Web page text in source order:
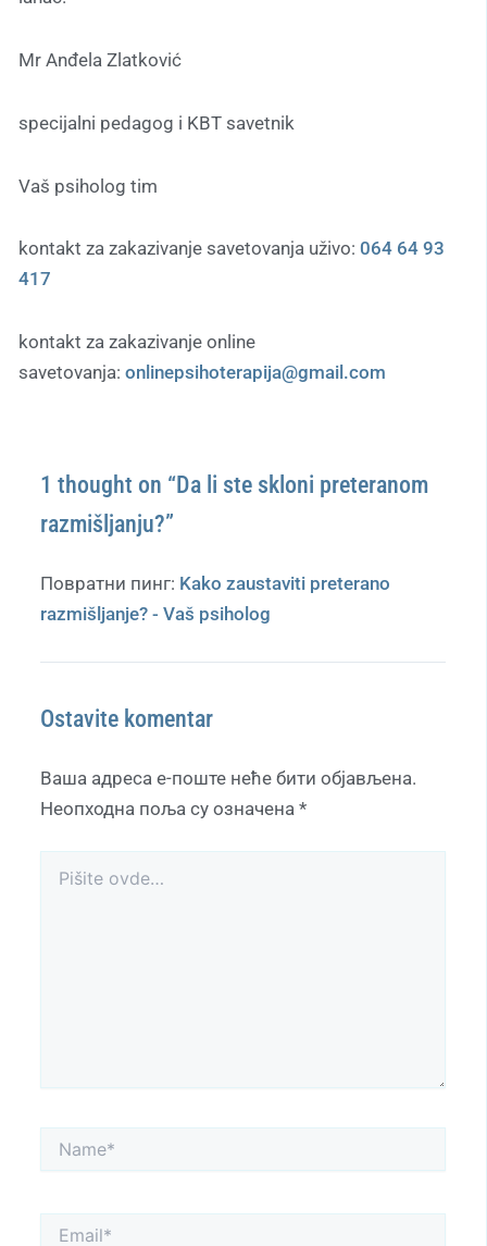
Mr Anđela Zlatković
specijalni pedagog i KBT savetnik
Vaš psiholog tim
kontakt za zakazivanje savetovanja uživo: 064 64 93
417
kontakt za zakazivanje online
savetovanja: onlinepsihoterapija@gmail.com
1 thought on “Da li ste skloni preteranom
razmišljanju?”
Повратни пинг: Kako zaustaviti preterano
razmišljanje? - Vaš psiholog
Ostavite komentar
Ваша адреса е-поште неће бити објављена.
Неопходна поља су означена *
Name*
Email*